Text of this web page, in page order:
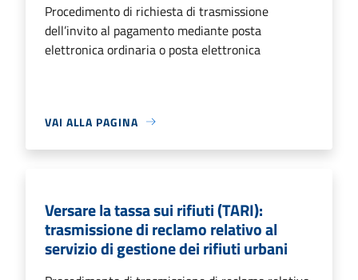
Procedimento di richiesta di trasmissione
dell’invito al pagamento mediante posta
elettronica ordinaria o posta elettronica
VAI ALLA PAGINA
Versare la tassa sui rifiuti (TARI):
trasmissione di reclamo relativo al
servizio di gestione dei rifiuti urbani